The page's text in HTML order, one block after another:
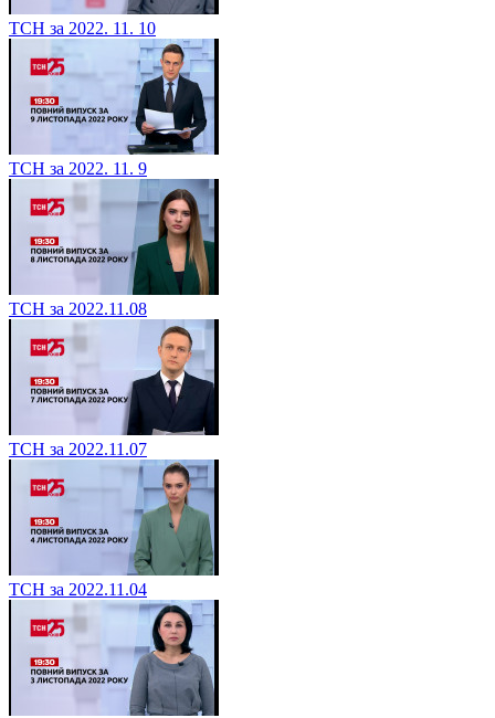
ТСН за 2022. 11. 10
ТСН за 2022. 11. 9
ТСН за 2022.11.08
ТСН за 2022.11.07
ТСН за 2022.11.04